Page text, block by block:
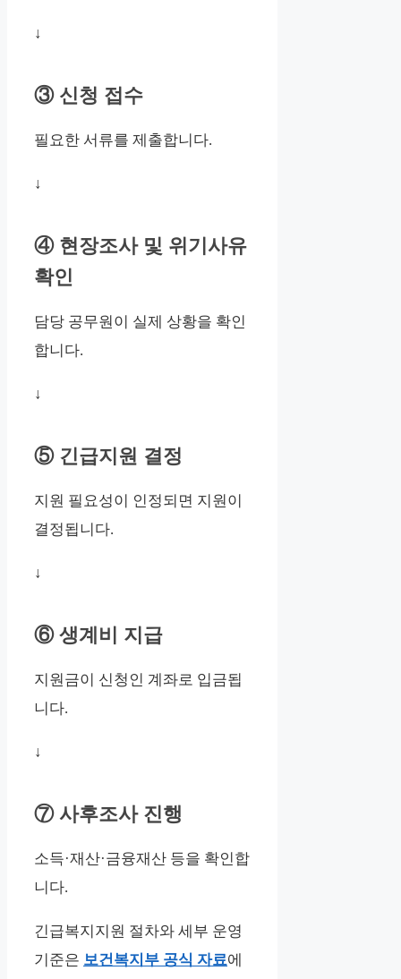
↓
③ 신청 접수
필요한 서류를 제출합니다.
↓
④ 현장조사 및 위기사유
확인
담당 공무원이 실제 상황을 확인
합니다.
↓
⑤ 긴급지원 결정
지원 필요성이 인정되면 지원이
결정됩니다.
↓
⑥ 생계비 지급
지원금이 신청인 계좌로 입금됩
니다.
↓
⑦ 사후조사 진행
소득·재산·금융재산 등을 확인합
니다.
긴급복지지원 절차와 세부 운영
기준은 보건복지부 공식 자료에